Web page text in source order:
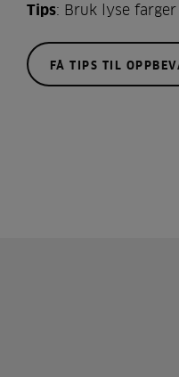
Tips: Bruk lyse
FÅ TIPS TIL